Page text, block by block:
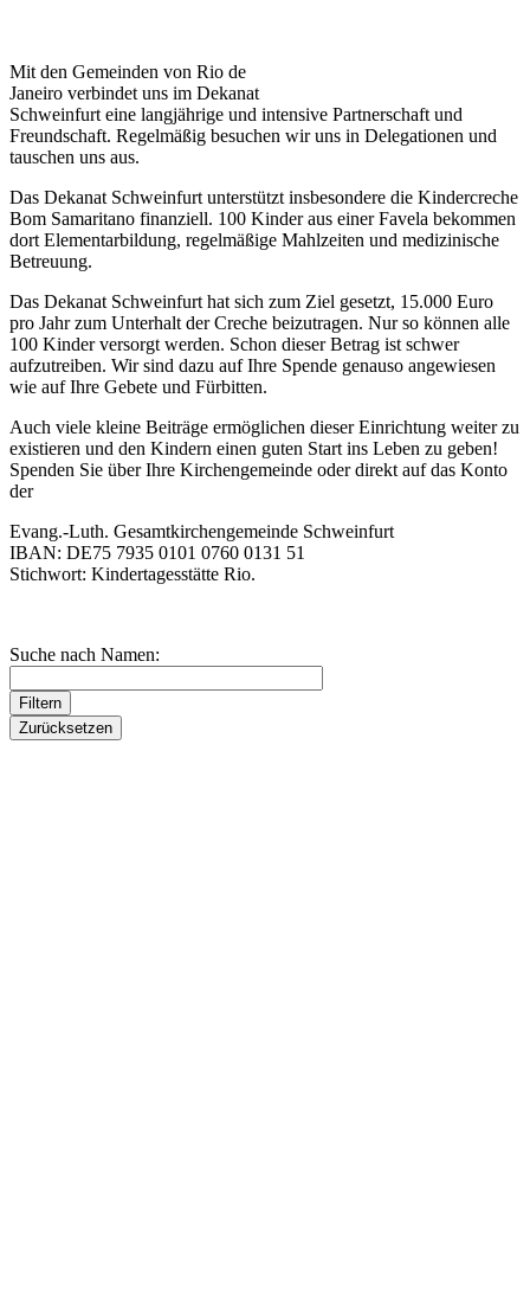
Mit den Gemeinden von Rio de
Janeiro verbindet uns im Dekanat
Schweinfurt eine langjährige und intensive Partnerschaft und
Freundschaft. Regelmäßig besuchen wir uns in Delegationen und
tauschen uns aus.
Das Dekanat Schweinfurt unterstützt insbesondere die Kindercreche
Bom Samaritano finanziell. 100 Kinder aus einer Favela bekommen
dort Elementarbildung, regelmäßige Mahlzeiten und medizinische
Betreuung.
Das Dekanat Schweinfurt hat sich zum Ziel gesetzt, 15.000 Euro
pro Jahr zum Unterhalt der Creche beizutragen. Nur so können alle
100 Kinder versorgt werden. Schon dieser Betrag ist schwer
aufzutreiben. Wir sind dazu auf Ihre Spende genauso angewiesen
wie auf Ihre Gebete und Fürbitten.
Auch viele kleine Beiträge ermöglichen dieser Einrichtung weiter zu
existieren und den Kindern einen guten Start ins Leben zu geben!
Spenden Sie über Ihre Kirchengemeinde oder direkt auf das Konto
der
Evang.-Luth. Gesamtkirchengemeinde Schweinfurt
IBAN: DE75 7935 0101 0760 0131 51
Stichwort: Kindertagesstätte Rio.
Suche nach Namen: